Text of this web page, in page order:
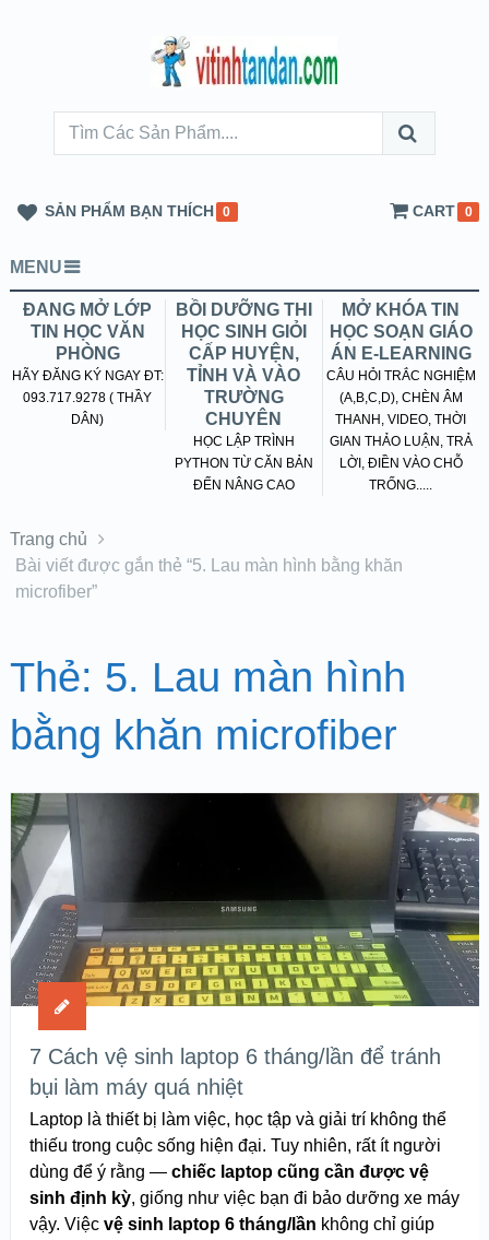
SẢN PHẨM BẠN THÍCH 0 CART 0
MENU
ĐANG MỞ LỚP
TIN HỌC VĂN
PHÒNG
HÃY ĐĂNG KÝ NGAY ĐT:
093.717.9278 ( THẦY
DÂN)
BỒI DƯỠNG THI
HỌC SINH GIỎI
CẤP HUYỆN,
TỈNH VÀ VÀO
TRƯỜNG
CHUYÊN
HỌC LẬP TRÌNH
PYTHON TỪ CĂN BẢN
ĐẾN NÂNG CAO
MỞ KHÓA TIN
HỌC SOẠN GIÁO
ÁN E-LEARNING
CÂU HỎI TRẮC NGHIỆM
(A,B,C,D), CHÈN ÂM
THANH, VIDEO, THỜI
GIAN THẢO LUẬN, TRẢ
LỜI, ĐIỀN VÀO CHỖ
TRỐNG.....
Trang chủ
Bài viết được gắn thẻ “5. Lau màn hình bằng khăn
microfiber”
Thẻ: 5. Lau màn hình
bằng khăn microfiber
7 Cách vệ sinh laptop 6 tháng/lần để tránh
bụi làm máy quá nhiệt
Laptop là thiết bị làm việc, học tập và giải trí không thể
thiếu trong cuộc sống hiện đại. Tuy nhiên, rất ít người
dùng để ý rằng — chiếc laptop cũng cần được vệ
sinh định kỳ, giống như việc bạn đi bảo dưỡng xe máy
vậy. Việc vệ sinh laptop 6 tháng/lần không chỉ giúp